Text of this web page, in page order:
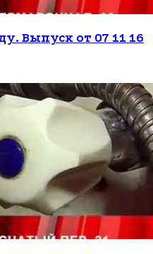
Выпуск от 07 11 16